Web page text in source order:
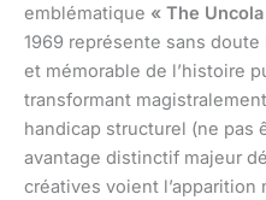
emblématique « The
1969 représente sans
et mémorable de l’histoire
transformant
handicap structurel (ne pas
avantage distinctif majeur
créatives voient l’apparition